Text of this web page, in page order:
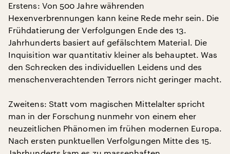
Erstens: Von 500 Jahre währenden
Hexenverbrennungen kann keine Rede mehr sein. Die
Frühdatierung der Verfolgungen Ende des 13.
Jahrhunderts basiert auf gefälschtem Material. Die
Inquisition war quantitativ kleiner als behauptet. Was
den Schrecken des individuellen Leidens und des
menschenverachtenden Terrors nicht geringer macht.
Zweitens: Statt vom magischen Mittelalter spricht
man in der Forschung nunmehr von einem eher
neuzeitlichen Phänomen im frühen modernen Europa.
Nach ersten punktuellen Verfolgungen Mitte des 15.